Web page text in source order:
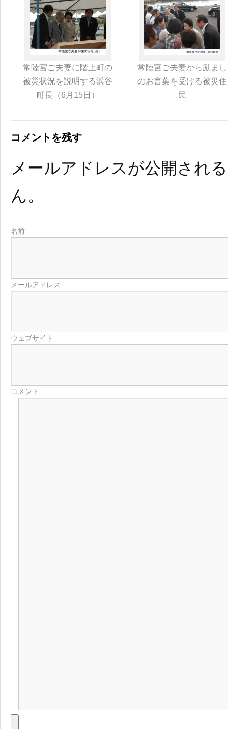
常陸宮ご夫妻に階上町の
被災状況を説明する浜谷
町長（6月15日）
常陸宮ご夫妻から励まし
のお言葉を受ける被災住
民
コメントを残す
メールアドレスが公開され
ん。
名前
メールアドレス
ウェブサイト
コメント